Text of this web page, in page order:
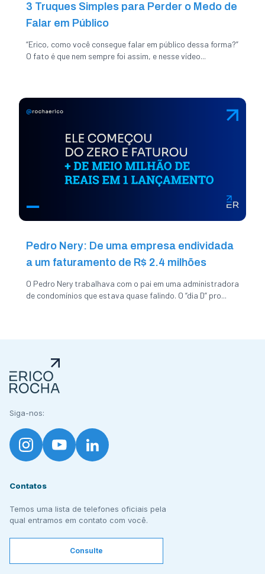
3 Truques Simples para Perder o Medo de
Falar em Público
“Erico, como você consegue falar em público dessa forma?”
O fato é que nem sempre foi assim, e nesse vídeo...
Pedro Nery: De uma empresa endividada
a um faturamento de R$ 2.4 milhões
O Pedro Nery trabalhava com o pai em uma administradora
de condomínios que estava quase falindo. O “dia D” pro...
Siga-nos:
Contatos
Temos uma lista de telefones oficiais pela
qual entramos em contato com você.
Consulte